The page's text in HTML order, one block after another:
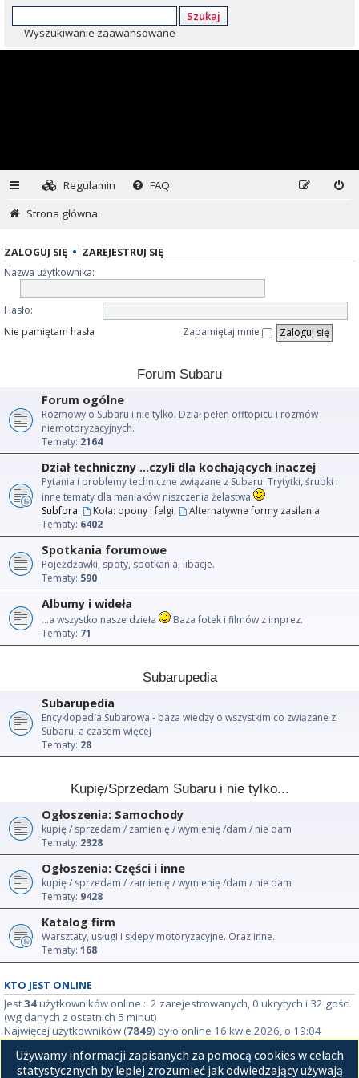
Szukaj
Wyszukiwanie zaawansowane
Regulamin
FAQ
Strona główna
ZALOGUJ SIĘ • ZAREJESTRUJ SIĘ
Nazwa użytkownika:
Hasło:
Nie pamiętam hasła
Zapamiętaj mnie
Forum Subaru
Forum ogólne
Rozmowy o Subaru i nie tylko. Dział pełen offtopicu i rozmów
niemotoryzacyjnych.
Tematy: 2164
Dział techniczny ...czyli dla kochających inaczej
Pytania i problemy techniczne związane z Subaru. Trytytki, śrubki i
inne tematy dla maniaków niszczenia żelastwa
Subfora:
Koła: opony i felgi,
Alternatywne formy zasilania
Tematy: 6402
Spotkania forumowe
Pojeżdżawki, spoty, spotkania, libacje.
Tematy: 590
Albumy i wideła
...a wszystko nasze dzieła
Baza fotek i filmów z imprez.
Tematy: 71
Subarupedia
Subarupedia
Encyklopedia Subarowa - baza wiedzy o wszystkim co związane z
Subaru, a czasem więcej
Tematy: 28
Kupię/Sprzedam Subaru i nie tylko...
Ogłoszenia: Samochody
kupię / sprzedam / zamienię / wymienię /dam / nie dam
Tematy: 2328
Ogłoszenia: Części i inne
kupię / sprzedam / zamienię / wymienię /dam / nie dam
Tematy: 9428
Katalog firm
Warsztaty, usługi i sklepy motoryzacyjne. Oraz inne.
Tematy: 168
KTO JEST ONLINE
Jest34użytkowników online :: 2 zarejestrowanych, 0 ukrytych i 32 gości
(wg danych z ostatnich 5 minut)
Najwięcej użytkowników (7849) było online 16 kwie 2026, o 19:04
STATYSTYKI
Używamy informacji zapisanych za pomocą cookies w celach
statystycznych by lepiej zrozumieć jak odwiedzający używają